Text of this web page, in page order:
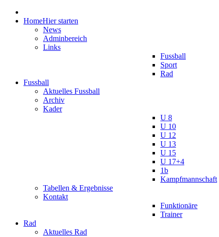
HomeHier starten
News
Adminbereich
Links
Fussball
Sport
Rad
Fussball
Aktuelles Fussball
Archiv
Kader
U 8
U 10
U 12
U 13
U 15
U 17+4
1b
Kampfmannschaft
Tabellen & Ergebnisse
Kontakt
Funktionäre
Trainer
Rad
Aktuelles Rad